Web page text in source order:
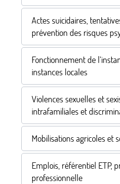
Actes suicidaires,
prévention des risques
Fonctionnement de
instances locales
Violences sexuelles et
intrafamiliales et
Mobilisations agricoles et
Emplois, référentiel ETP,
professionnelle